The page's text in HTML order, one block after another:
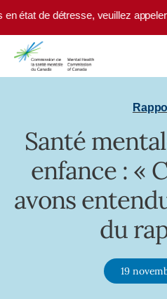
Skip to main content
état de détresse, veuillez
Santé
enfance : «
avons
du
19